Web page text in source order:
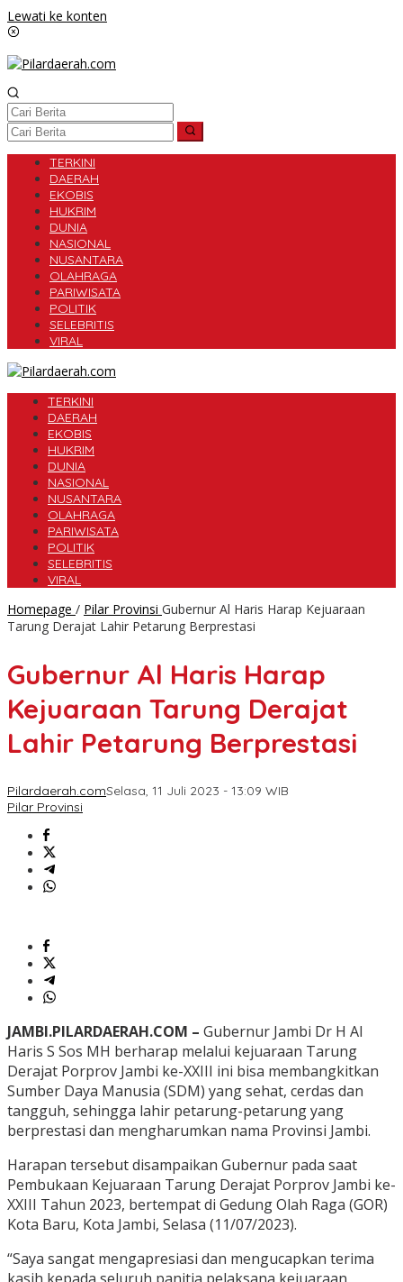
Lewati ke konten
TERKINI
DAERAH
EKOBIS
HUKRIM
DUNIA
NASIONAL
NUSANTARA
OLAHRAGA
PARIWISATA
POLITIK
SELEBRITIS
VIRAL
TERKINI
DAERAH
EKOBIS
HUKRIM
DUNIA
NASIONAL
NUSANTARA
OLAHRAGA
PARIWISATA
POLITIK
SELEBRITIS
VIRAL
Homepage / Pilar Provinsi Gubernur Al Haris Harap Kejuaraan
Tarung Derajat Lahir Petarung Berprestasi
Gubernur Al Haris Harap
Kejuaraan Tarung Derajat
Lahir Petarung Berprestasi
Pilardaerah.comSelasa, 11 Juli 2023 - 13:09 WIB
Pilar Provinsi
JAMBI.PILARDAERAH.COM – Gubernur Jambi Dr H Al
Haris S Sos MH berharap melalui kejuaraan Tarung
Derajat Porprov Jambi ke-XXIII ini bisa membangkitkan
Sumber Daya Manusia (SDM) yang sehat, cerdas dan
tangguh, sehingga lahir petarung-petarung yang
berprestasi dan mengharumkan nama Provinsi Jambi.
Harapan tersebut disampaikan Gubernur pada saat
Pembukaan Kejuaraan Tarung Derajat Porprov Jambi ke-
XXIII Tahun 2023, bertempat di Gedung Olah Raga (GOR)
Kota Baru, Kota Jambi, Selasa (11/07/2023).
“Saya sangat mengapresiasi dan mengucapkan terima